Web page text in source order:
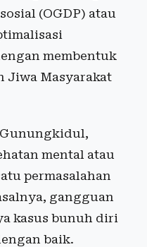
(OGDP) atau
membentuk
Jiwa Masyarakat
Gunungkidul,
mental atau
permasalahan
gangguan
kasus bunuh diri
baik.